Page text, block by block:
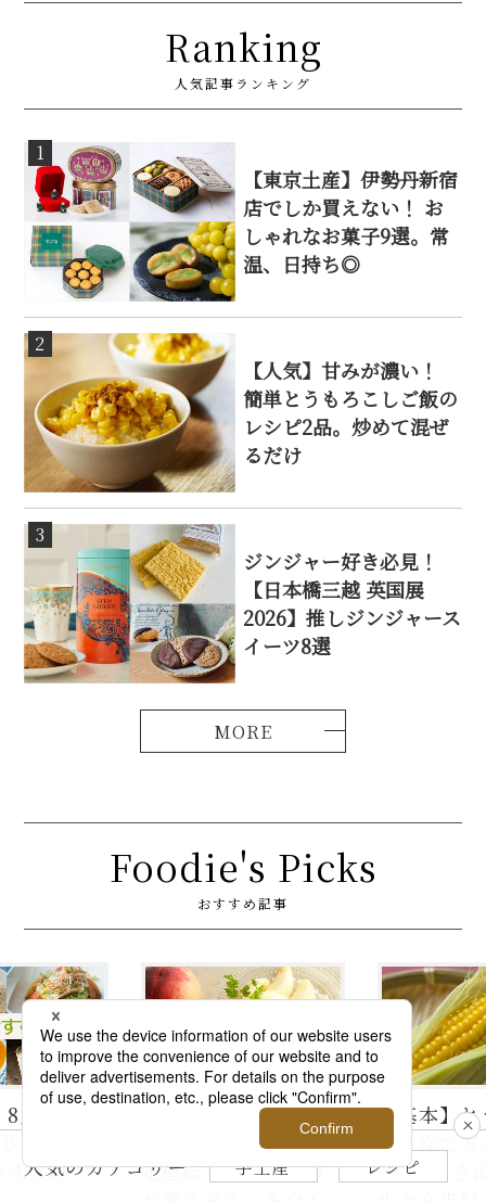
Ranking
人気記事ランキング
1
【東京土産】伊勢丹新宿
店でしか買えない！ お
しゃれなお菓子9選。常
温、日持ち◎
2
【人気】甘みが濃い！
簡単とうもろこしご飯の
レシピ2品。炒めて混ぜ
るだけ
3
ジンジャー好き必見！
【日本橋三越 英国展
2026】推しジンジャース
イーツ8選
Foodie's Picks
おすすめ記事
き方と
＞のプロ
【基本】とうもろこ
しのゆで方。甘さを
120%引き出すには、
【簡単】
の人気レ
ラダはタ
人気のカテゴリー 手土産 レシピ